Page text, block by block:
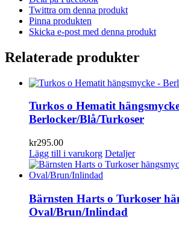
Twittra om denna produkt
Pinna produkten
Skicka e-post med denna produkt
Relaterade produkter
Turkos o Hematit
Berlocker/Blå/Turkoser
kr295.00
Lägg till i varukorg Detaljer
Bärnsten Harts o Turkoser
Oval/Brun/Inlindad